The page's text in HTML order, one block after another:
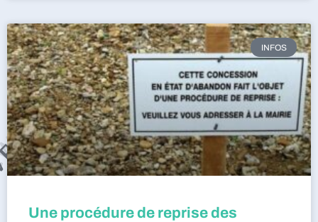
INFOS
Une procédure de reprise des